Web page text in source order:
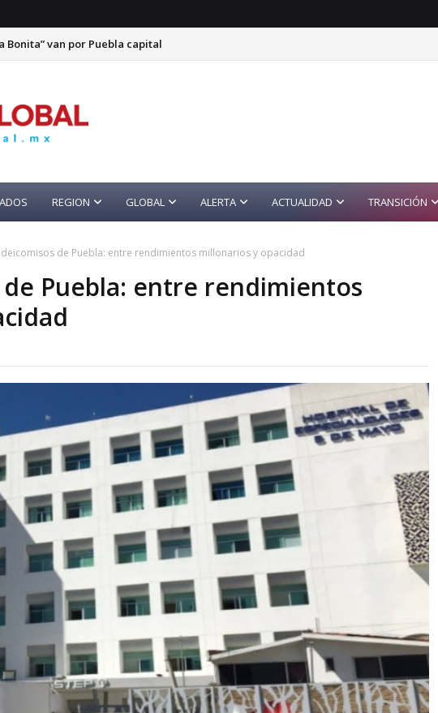
Bonita” van por Puebla capital
REGION GLOBAL ALERTA ACTUALIDAD TRANSICIÓN
de Puebla: entre rendimientos millonarios y opacidad
Puebla: entre rendimientos